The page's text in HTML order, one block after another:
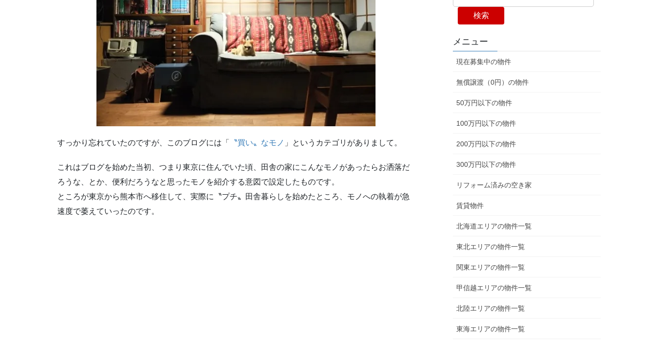
すっかり忘れていたのですが、このブログには「 〝買い〟なモノ 」というカテゴリがありまして。
これはブログを始めた当初、つまり東京に住んでいた頃、田舎の家にこんなモノがあったらお洒落だ
ろうな、とか、便利だろうなと思ったモノを紹介する意図で設定したものです。
ところが東京から熊本市へ移住して、実際に〝プチ〟田舎暮らしを始めたところ、モノへの執着が急
速度で萎えていったのです。
検索
メニュー
現在募集中の物件
無償譲渡（0円）の物件
50万円以下の物件
100万円以下の物件
200万円以下の物件
300万円以下の物件
リフォーム済みの空き家
賃貸物件
北海道エリアの物件一覧
東北エリアの物件一覧
関東エリアの物件一覧
甲信越エリアの物件一覧
北陸エリアの物件一覧
東海エリアの物件一覧